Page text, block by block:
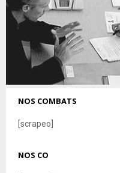
NOS COMBATS
[scrapeo]
NOS CO